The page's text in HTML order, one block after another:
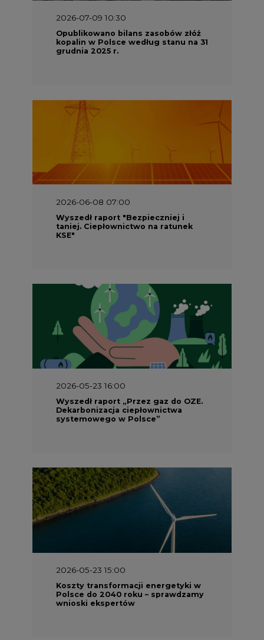
2026-06-08 07:00
taniej. Ciepłownictwo na ratunek
2026-05-23 16:00
Wyszedł raport „Przez gaz do OZE.
Dekarbonizacja ciepłownictwa
Koszty transformacji energetyki w
Polsce do 2040 roku – sprawdzamy